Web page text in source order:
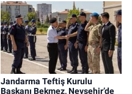
Jandarma Teftiş Kurulu
Başkanı Bekmez, Nevşehir’de